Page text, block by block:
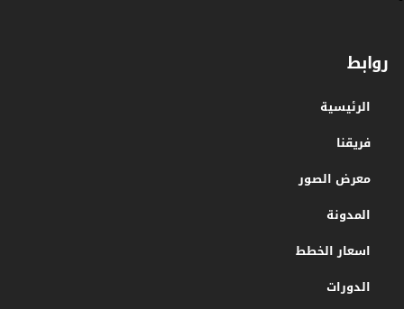
روابط
الرئيسية
فريقنا
معرض الصور
المدونة
اسعار الخطط
الدورات